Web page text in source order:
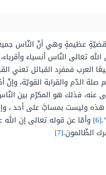
قضيّةٍ عظيمةٍ وهي أنّ النّاس
تعالى النّاس أنسباء
فمفرد القبائل تعني
والقرابة القويّة، وإنّ
عنه، فذلك هو المكرّم بين
وليست بمسابَّ على أحد ،
[6]
وأمّا عن قوله تعالى إن الله
الظّالمون.[7]